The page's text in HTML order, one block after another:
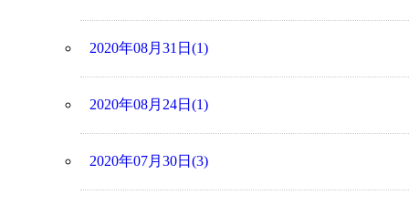
2020年08月31日(1)
2020年08月24日(1)
2020年07月30日(3)